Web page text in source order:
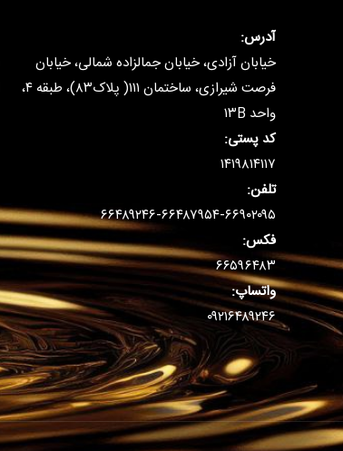
آدرس:
خیابان آزادی، خیابان جمالزاده شمالی، خیابان
فرصت شیرازی، ساختمان ۱۱۱( پلاک۸۳)، طبقه ۴،
واحد ۱۳B
کد پستی:
۱۴۱۹۸۱۴۱۱۷
تلفن:
۶۶۴۸۹۲۴۶-۶۶۴۸۷۹۵۴-۶۶۹۰۲۰۹۵
فکس:
۶۶۵۹۶۴۸۳
واتساپ:
۰۹۲۱۶۴۸۹۲۴۶